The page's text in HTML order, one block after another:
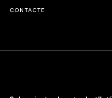
CONTACTE